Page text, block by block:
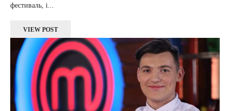
фестиваль, і...
VIEW POST